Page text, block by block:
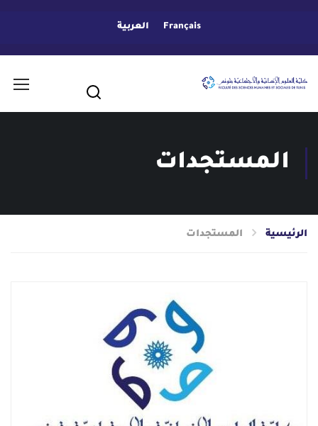
Français العربية
المستجدات
الرئيسية المستجدات